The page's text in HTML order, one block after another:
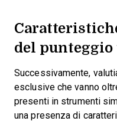
del
Successivamente,
esclusive che vanno
presenti in strumenti
una presenza di